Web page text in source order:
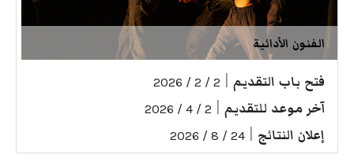
الفنون الأدائية
فتح باب التقديم 2 / 2 / 2026
آخر موعد للتقديم 2 / 4 / 2026
إعلان النتائج 24 / 8 / 2026